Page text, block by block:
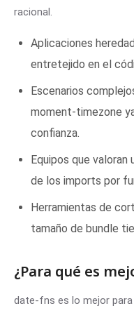
racional.
Aplicaciones
entretejido en el
Escenarios
moment-timezone
confianza.
Equipos que valoran
de los imports por
Herramientas de
tamaño de bundle
¿Para qué es
date-fns es lo mejor